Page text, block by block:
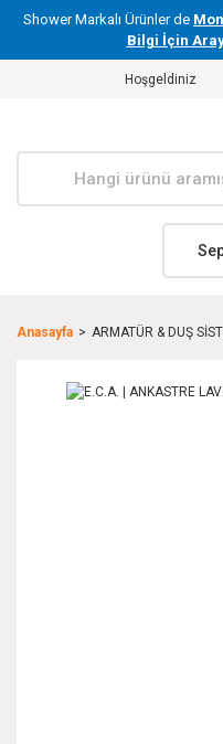
Shower Markalı Ürünler de
Bilgi İçin
Hoşgeldiniz
Anasayfa ARMATÜR & DUŞ